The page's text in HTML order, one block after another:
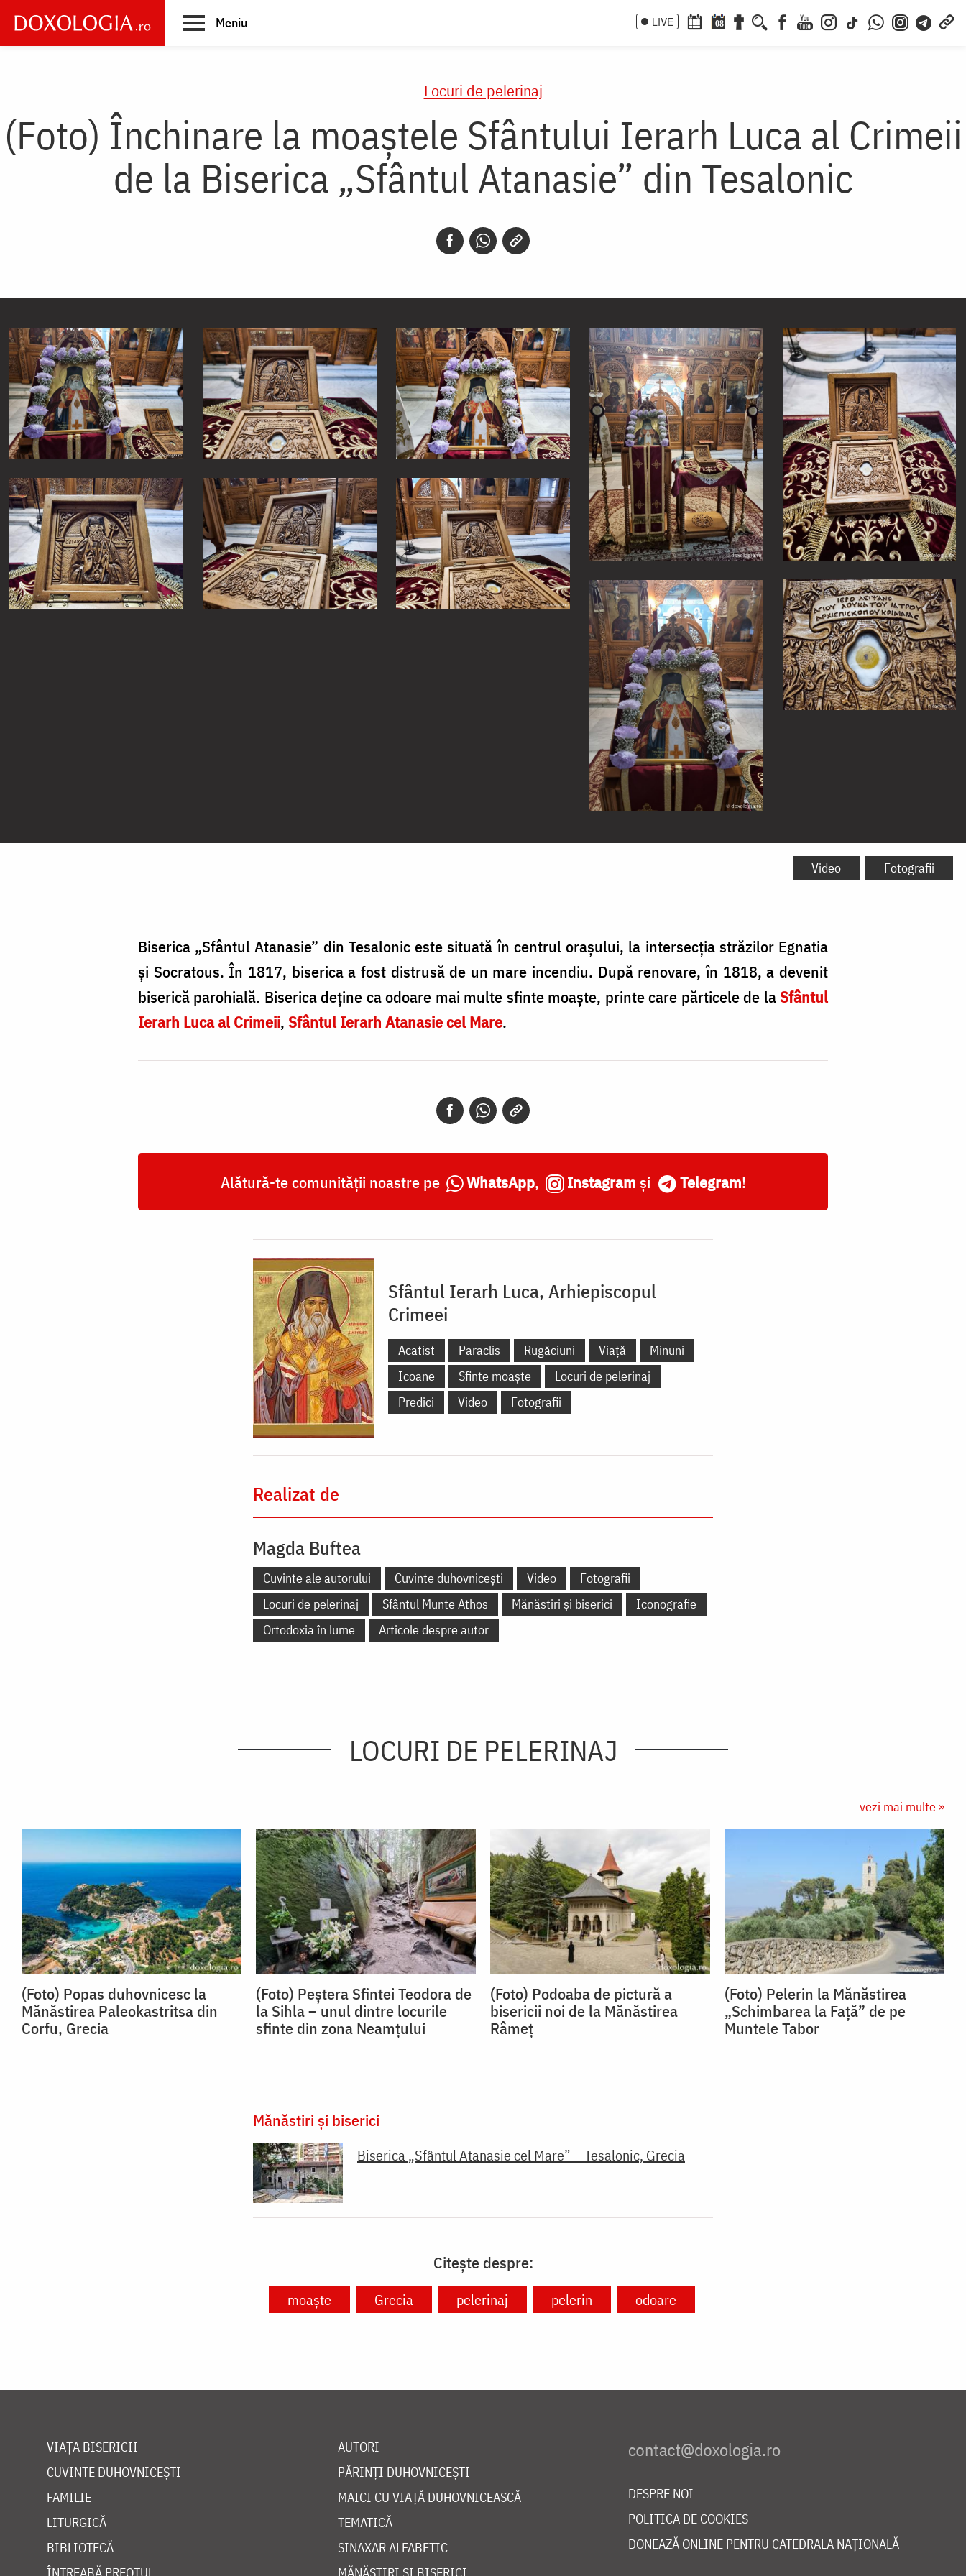
main
Meniu LIVE 08
Locuri de pelerinaj
(Foto) Închinare la moaștele Sfântului Ierarh Luca al Crimeii
de la Biserica „Sfântul Atanasie” din Tesalonic
Video Fotografii
Biserica „Sfântul Atanasie” din Tesalonic este situată în centrul orașului, la intersecția străzilor Egnatia
și Socratous. În 1817, biserica a fost distrusă de un mare incendiu. După renovare, în 1818, a devenit
biserică parohială. Biserica deține ca odoare mai multe sfinte moaște, printe care părticele de laSfântul
Ierarh Luca al Crimeii, Sfântul Ierarh Atanasie cel Mare.
Alătură-te comunității noastre pe WhatsApp, Instagram și Telegram!
Sfântul Ierarh Luca, Arhiepiscopul
Crimeei
Acatist Paraclis Rugăciuni Viață
Minuni
Icoane
Sfinte moaște
Locuri de pelerinaj
Predici
Video Fotografii
Realizat de
Magda Buftea
Cuvinte ale autorului Cuvinte duhovnicești Video
Fotografii
Locuri de pelerinaj
Sfântul Munte Athos Mănăstiri și biserici
Iconografie
Ortodoxia în lume
Articole despre autor
LOCURI DE PELERINAJ
vezi mai multe »
(Foto) Popas duhovnicesc la
Mănăstirea Paleokastritsa din
Corfu, Grecia
(Foto) Peștera Sfintei Teodora de
la Sihla – unul dintre locurile
sfinte din zona Neamțului
(Foto) Podoaba de pictură a
bisericii noi de la Mănăstirea
Râmeț
(Foto) Pelerin la Mănăstirea
„Schimbarea la Față” de pe
Muntele Tabor
Mănăstiri și biserici
Biserica „Sfântul Atanasie cel Mare” – Tesalonic, Grecia
Citește despre:
moaște Grecia pelerinaj pelerin odoare
VIAȚA BISERICII
CUVINTE DUHOVNICEȘTI
FAMILIE
LITURGICĂ
BIBLIOTECĂ
AUTORI
PĂRINȚI DUHOVNICEȘTI
MAICI CU VIAȚĂ DUHOVNICEASCĂ
TEMATICĂ
SINAXAR ALFABETIC
DESPRE NOI
POLITICA DE COOKIES
DONEAZĂ ONLINE PENTRU CATEDRALA NAȚIONALĂ